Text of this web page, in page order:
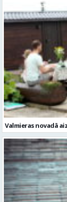
Valmieras novadā